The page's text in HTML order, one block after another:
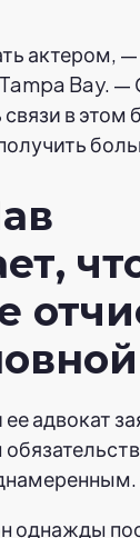
актером, —
Bay. —
в этом
адвокат
однажды